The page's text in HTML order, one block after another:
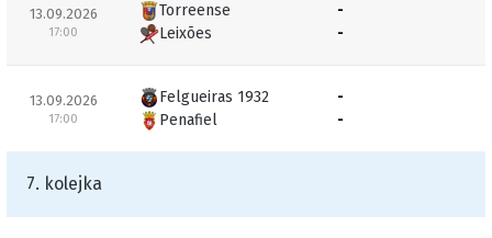
13.09.2026
17:00
Torreense
Leixões
-
-
13.09.2026
17:00
Felgueiras 1932
Penafiel
-
-
7. kolejka